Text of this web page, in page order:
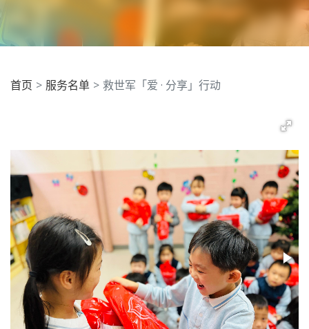
首页 服务名单 救世军「爱 · 分享」行动